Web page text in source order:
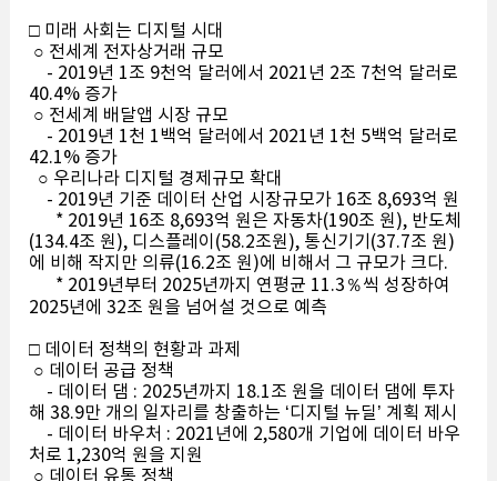
□ 미래 사회는 디지털 시대
○ 전세계 전자상거래 규모
- 2019년 1조 9천억 달러에서 2021년 2조 7천억 달러로
40.4% 증가
○ 전세계 배달앱 시장 규모
- 2019년 1천 1백억 달러에서 2021년 1천 5백억 달러로
42.1% 증가
○ 우리나라 디지털 경제규모 확대
- 2019년 기준 데이터 산업 시장규모가 16조 8,693억 원
* 2019년 16조 8,693억 원은 자동차(190조 원), 반도체
(134.4조 원), 디스플레이(58.2조원), 통신기기(37.7조 원)
에 비해 작지만 의류(16.2조 원)에 비해서 그 규모가 크다.
* 2019년부터 2025년까지 연평균 11.3％씩 성장하여
2025년에 32조 원을 넘어설 것으로 예측
□ 데이터 정책의 현황과 과제
○ 데이터 공급 정책
- 데이터 댐 : 2025년까지 18.1조 원을 데이터 댐에 투자
해 38.9만 개의 일자리를 창출하는 ‘디지털 뉴딜’ 계획 제시
- 데이터 바우처 : 2021년에 2,580개 기업에 데이터 바우
처로 1,230억 원을 지원
○ 데이터 유통 정책